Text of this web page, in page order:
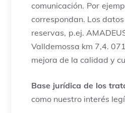
comunicación. Por
correspondan. Los
reservas, p.ej.
Valldemossa km 7,4.
mejora de la calidad y
Base jurídica de los
como nuestro interés